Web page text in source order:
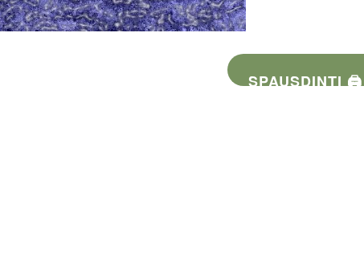
SPAUSDINTI 🖨